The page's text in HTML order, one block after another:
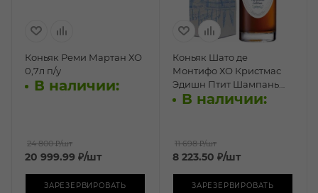
Коньяк Реми Мартан ХО
0,7л п/у
В наличии:
24 800 ₽/шт
20 999.99 ₽/шт
ЗАРЕЗЕРВИРОВАТЬ
Коньяк Шато де
Монтифо ХО Кристмас
Эдишн Птит Шампань
0,5л п/у
В наличии:
11 698 ₽/шт
8 223.50 ₽/шт
ЗАРЕЗЕРВИРОВАТЬ